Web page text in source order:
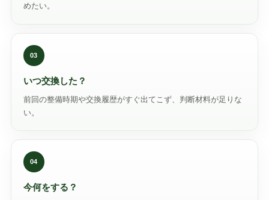
めたい。
03
いつ交換した？
前回の整備時期や交換履歴がすぐ出てこず、判断材料が足りな
い。
04
今何をする？